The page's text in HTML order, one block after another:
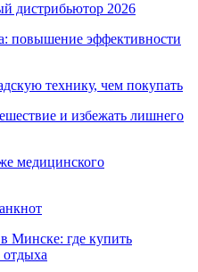
дистрибьютор 2026
повышение эффективности
технику, чем покупать
и избежать лишнего
медицинского
Минске: где купить